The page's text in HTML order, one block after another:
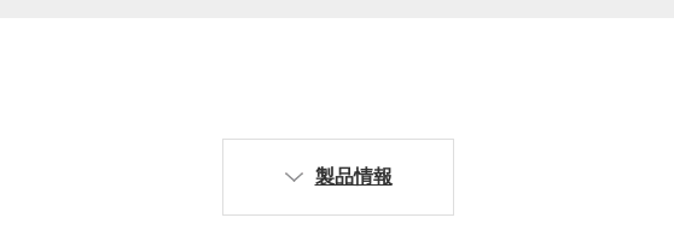
製品情報